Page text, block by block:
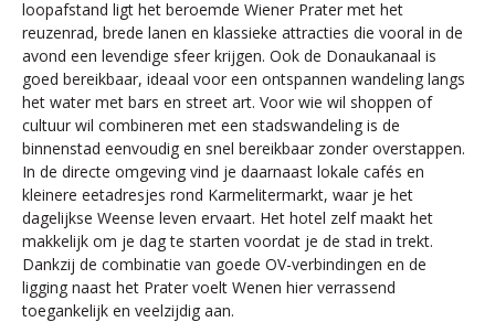
loopafstand ligt het beroemde Wiener Prater met het
reuzenrad, brede lanen en klassieke attracties die vooral in de
avond een levendige sfeer krijgen. Ook de Donaukanaal is
goed bereikbaar, ideaal voor een ontspannen wandeling langs
het water met bars en street art. Voor wie wil shoppen of
cultuur wil combineren met een stadswandeling is de
binnenstad eenvoudig en snel bereikbaar zonder overstappen.
In de directe omgeving vind je daarnaast lokale cafés en
kleinere eetadresjes rond Karmelitermarkt, waar je het
dagelijkse Weense leven ervaart. Het hotel zelf maakt het
makkelijk om je dag te starten voordat je de stad in trekt.
Dankzij de combinatie van goede OV-verbindingen en de
ligging naast het Prater voelt Wenen hier verrassend
toegankelijk en veelzijdig aan.